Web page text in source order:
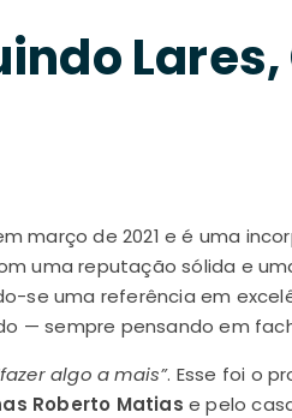
março de 2021 e é uma
uma reputação sólida e
se uma referência em
— sempre pensando em
algo a mais”. Esse foi o
Roberto Matias e pelo